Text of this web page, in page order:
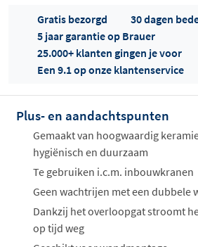
Offertes
ophalen...
Gratis bezorgd
30 dagen
5 jaar garantie op Brauer
25.000+ klanten gingen je voor
Een 9.1 op onze klantenservice
Plus- en aandachtspunten
Gemaakt van hoogwaardig
hygiënisch en duurzaam
Te gebruiken i.c.m. inbouwkranen
Geen wachtrijen met een dubbele
Dankzij het overloopgat stroomt
op tijd weg